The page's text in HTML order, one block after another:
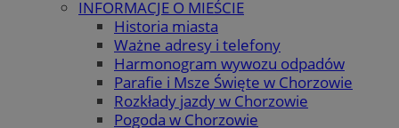
INFORMACJE O MIEŚCIE
Historia miasta
Ważne adresy i telefony
Harmonogram wywozu odpadów
Parafie i Msze Święte w Chorzowie
Rozkłady jazdy w Chorzowie
Pogoda w Chorzowie